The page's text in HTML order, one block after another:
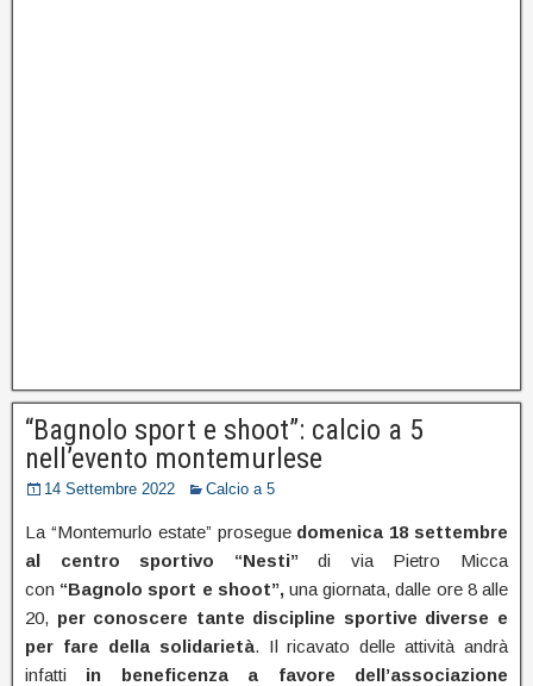
“Bagnolo sport e shoot”: calcio a 5
nell’evento montemurlese
14 Settembre 2022 Calcio a 5
La “Montemurlo estate” prosegue domenica 18 settembre
al centro sportivo “Nesti”di via Pietro Micca
con “Bagnolo sport e shoot”,una giornata, dalle ore 8 alle
20, per conoscere tante discipline sportive diverse e
per fare della solidarietà. Il ricavato delle attività andrà
infatti in beneficenza a favore dell’associazione